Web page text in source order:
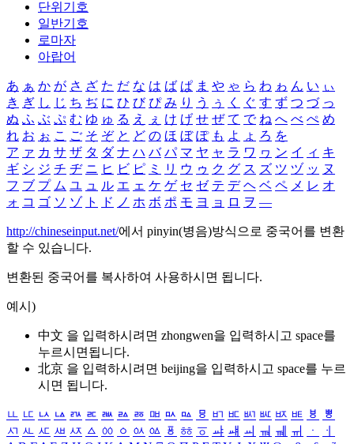
단위기호
일반기호
로마자
아랍어
あ ぁ か が さ ざ た だ な は ば ぱ ま や ゃ ら わ ゎ ん い ぃ
き ぎ し じ ち ぢ に ひ び ぴ み り う ぅ く ぐ す ず つ づ っ
ぬ ふ ぶ ぷ む ゆ ゅ る え ぇ け げ せ ぜ て で ね へ べ ぺ め
れ お ぉ こ ご そ ぞ と ど の ほ ぼ ぽ も よ ょ ろ を
ア ァ カ サ ザ タ ダ ナ ハ バ パ マ ヤ ャ ラ ワ ヮ ン イ ィ キ
ギ シ ジ チ ヂ ニ ヒ ビ ピ ミ リ ウ ゥ ク グ ス ズ ツ ヅ ッ ヌ
フ ブ プ ム ユ ュ ル エ ェ ケ ゲ セ ゼ テ デ ヘ ベ ペ メ レ オ
ォ コ ゴ ソ ゾ ト ド ノ ホ ボ ポ モ ヨ ョ ロ ヲ ―
http://chineseinput.net/에서 pinyin(병음)방식으로 중국어를 변환
할 수 있습니다.
변환된 중국어를 복사하여 사용하시면 됩니다.
예시)
中文 을 입력하시려면 zhongwen을 입력하시고 space를
누르시면됩니다.
北京 을 입력하시려면 beijing을 입력하시고 space를 누르
시면 됩니다.
ㅥ ㅦ ㅧ ㅨ ㅩ ㅪ ㅫ ㅬ ㅭ ㅮ ㅯ ㅰ ㅱ ㅲ ㅳ ㅴ ㅵ ㅶ ㅷ ㅸ
ㅹ
ㅺ ㅻ ㅼ ㅽ ㅾ ㅿ ㆀ ㆁ ㆂ ㆃ ㆄ ㆅ ㆆ ㆇ ㆈ ㆉ ㆊ ㆋ ㆌ ㆍ
ㆎ